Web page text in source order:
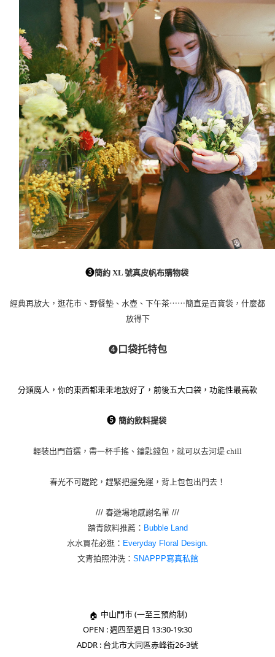
➌簡約 XL 號真皮帆布購物袋
經典再放大，逛花市、野餐墊、水壺、下午茶⋯⋯簡直是百寶袋，什麼都
放得下
➍口袋托特包
分類魔人，你的東西都乖乖地放好了，前後五大口袋，功能性最高款
➎ 簡約飲料提袋
輕裝出門首選，帶一杯手搖、鑰匙錢包，就可以去河堤 chill
春光不可蹉跎，趕緊把握免運，背上包包出門去！
/// 春遊場地感謝名單 ///
踏青飲料推薦： Bubble Land
水水買花必逛： Everyday Floral Design.
文青拍照沖洗： SNAPPP寫真私館
🏠︎ 中山門市 (一至三預約制)
OPEN : 週四至週日 13:30-19:30
ADDR : 台北市大同區赤峰街26-3號